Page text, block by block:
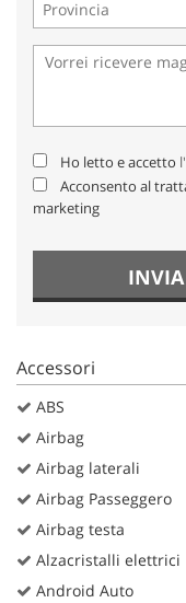
Ho letto e accetto
Acconsento al
marketing
INVIA
Accessori
ABS
Airbag
Airbag laterali
Airbag Passeggero
Airbag testa
Alzacristalli elettrici
Android Auto